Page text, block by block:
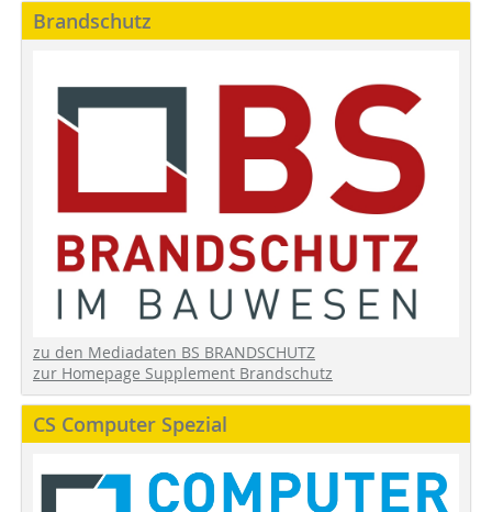
Brandschutz
zu den Mediadaten BS BRANDSCHUTZ
zur Homepage Supplement Brandschutz
CS Computer Spezial